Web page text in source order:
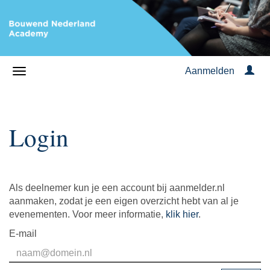
Aanmelden
Login
Als deelnemer kun je een account bij aanmelder.nl
aanmaken, zodat je een eigen overzicht hebt van al je
evenementen. Voor meer informatie, klik hier.
E-mail